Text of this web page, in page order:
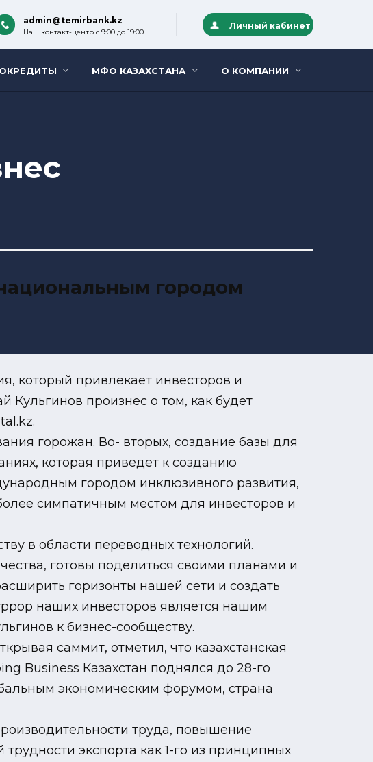
admin@temirbank.kz
Наш контакт-центр с 9:00 до 19:00
Личный кабинет
МФО КАЗАХСТАНА О КОМПАНИИ
городом
который привлекает инвесторов и
Кульгинов произнес о том, как будет
горожан. Во- вторых, создание базы для
которая приведет к созданию
городом инклюзивного развития,
симпатичным местом для инвесторов и
в области переводных технологий.
готовы поделиться своими планами и
горизонты нашей сети и создать
наших инвесторов является нашим
к бизнес-сообществу.
саммит, отметил, что казахстанская
Business Казахстан поднялся до 28-го
экономическим форумом, страна
труда, повышение
экспорта как 1-го из принципных